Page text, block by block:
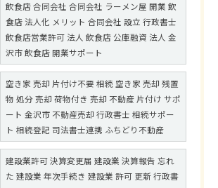
飲食店 合同会社 合同会社 ラーメン屋 開業 飲
食店 法人化 メリット 合同会社 設立 行政書士
飲食店営業許可 法人 飲食店 公庫融資 法人 金
沢市 飲食店 開業サポート
空き家 売却 片付け不要 相続 空き家 売却 残置
物 処分 売却 荷物付き 売却 不動産 片付け サポ
ート 金沢市 不動産売却 行政書士 相続サポー
ト 相続登記 司法書士連携 ふちどり不動産
建設業許可 決算変更届 建設業 決算報告 忘れ
た 建設業 年次手続き 建設業 許可 更新 行政書